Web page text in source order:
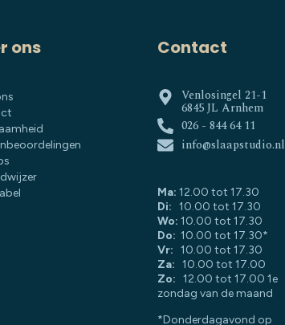
ons Contact
Venlosingel 21-1
6845 JL Arnhem
026 - 844 64 11
info@slaapstudio.nl
Ma: 12.00 tot 17.30
Di: 10.00 tot 17.30
Wo: 10.00 tot 17.30
Do: 10.00 tot 17.30*
Vr: 10.00 tot 17.30
Za: 10.00 tot 17.00
Zo: 12.00 tot 17.00 1e
zondag van de maand
*Donderdagavond op